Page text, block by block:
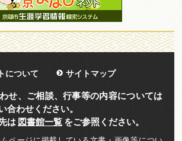
について サイトマップ
せ、ご相談、行事等の内容については
合わせください。
は 図書館一覧をご参照ください。